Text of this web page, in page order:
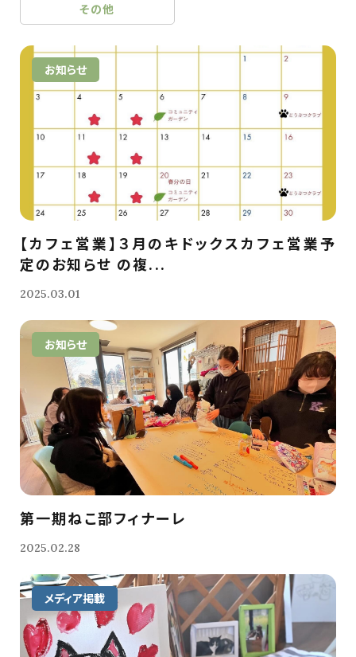
その他
お知らせ
【カフェ営業】３月のキドックスカフェ営業予
定のお知らせ の複...
2025.03.01
お知らせ
第一期ねこ部フィナーレ
2025.02.28
メディア掲載